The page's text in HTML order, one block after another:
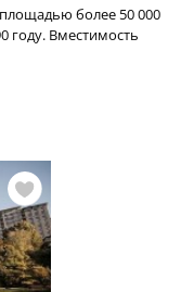
более 50 000
году. Вместимость